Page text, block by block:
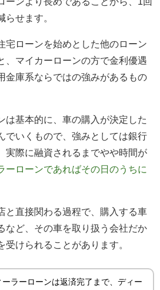
らせます。
宅ローンを始めとした他のローン
、マイカーローンの方で金利優遇
金庫系ならではの強みがあるもの
は基本的に、車の購入が決定した
でいくもので、強みとしては銀行
実際に融資されるまでやや時間が
ーローンであればその日のうちに
と直接関わる過程で、購入する車
など、その車を取り扱う会社だか
受けられることがあります。
ーラーローンは返済完了まで、ディー